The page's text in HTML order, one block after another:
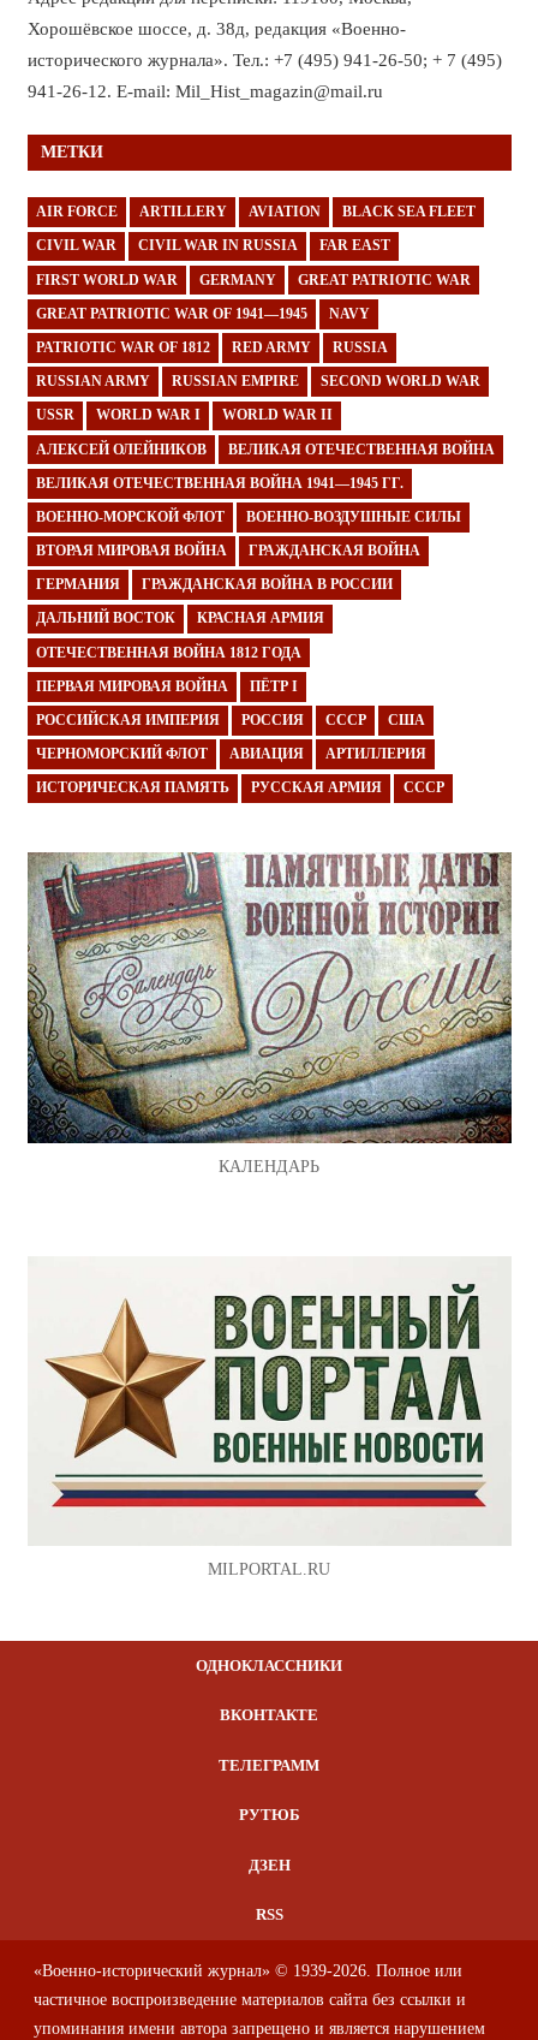
Хорошёвское шоссе, д. 38д, редакция «Военно-
исторического журнала». Тел.: +7 (495) 941-26-50; + 7 (495)
941-26-12. E-mail: Mil_Hist_magazin@mail.ru
МЕТКИ
AIR FORCE ARTILLERY AVIATION BLACK SEA FLEET
CIVIL WAR CIVIL WAR IN RUSSIA FAR EAST
FIRST WORLD WAR GERMANY GREAT PATRIOTIC WAR
GREAT PATRIOTIC WAR OF 1941—1945 NAVY
PATRIOTIC WAR OF 1812 RED ARMY RUSSIA
RUSSIAN ARMY RUSSIAN EMPIRE SECOND WORLD WAR
USSR WORLD WAR I WORLD WAR II
АЛЕКСЕЙ ОЛЕЙНИКОВ ВЕЛИКАЯ ОТЕЧЕСТВЕННАЯ ВОЙНА
ВЕЛИКАЯ ОТЕЧЕСТВЕННАЯ ВОЙНА 1941—1945 ГГ.
ВОЕННО-МОРСКОЙ ФЛОТ ВОЕННО-ВОЗДУШНЫЕ СИЛЫ
ВТОРАЯ МИРОВАЯ ВОЙНА ГРАЖДАНСКАЯ ВОЙНА
ГЕРМАНИЯ ГРАЖДАНСКАЯ ВОЙНА В РОССИИ
ДАЛЬНИЙ ВОСТОК КРАСНАЯ АРМИЯ
ОТЕЧЕСТВЕННАЯ ВОЙНА 1812 ГОДА
ПЕРВАЯ МИРОВАЯ ВОЙНА ПЁТР I
РОССИЙСКАЯ ИМПЕРИЯ РОССИЯ СССР США
ЧЕРНОМОРСКИЙ ФЛОТ АВИАЦИЯ АРТИЛЛЕРИЯ
ИСТОРИЧЕСКАЯ ПАМЯТЬ РУССКАЯ АРМИЯ СССР
КАЛЕНДАРЬ
MILPORTAL.RU
ОДНОКЛАССНИКИ
ВКОНТАКТЕ
ТЕЛЕГРАММ
РУТЮБ
ДЗЕН
RSS
«Военно-исторический журнал» © 1939-2026. Полное или
частичное воспроизведение материалов сайта без ссылки и
упоминания имени автора запрещено и является нарушением